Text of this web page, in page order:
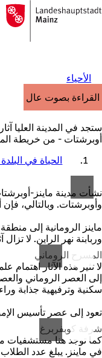
الانتقال إلى المحتوى
إلى
الصفحة
الأحياء
القراءة بصوت عالٍ
ستجد في المدينة العليا
أوبرشتات - من خريطة
الحياة في البلدة
وأوبرشتات. وبالتالي،
وربابنة نهر الراين. لا
المسرح الروماني
إلى العصر الروماني
سكنية وترفيهية جذابة
تعود إلى عصر تأسيس
شرفة كوبفربرغ
في ماينز. يبلغ عدد الطلاب المسجلين حاليًا في